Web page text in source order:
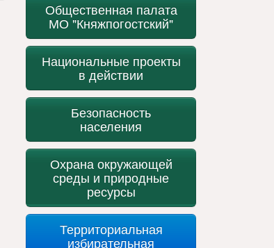
Общественная палата
МО "Княжпогостский"
Национальные проекты
в действии
Безопасность
населения
Охрана окружающей
среды и природные
ресурсы
Территориальная
избирательная